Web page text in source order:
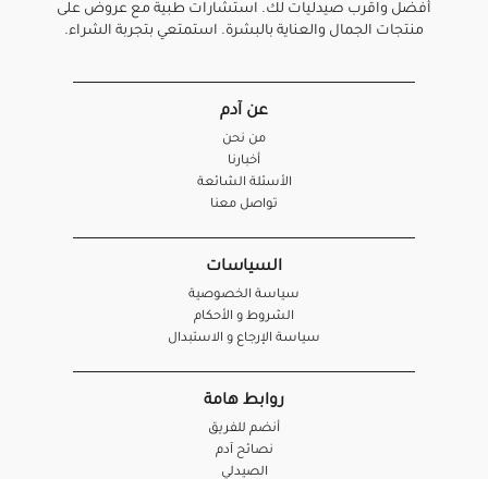
أفضل واقرب صيدليات لك. استشارات طبية مع عروض على
منتجات الجمال والعناية بالبشرة. استمتعي بتجربة الشراء.
عن آدم
من نحن
أخبارنا
الأسئلة الشائعة
تواصل معنا
السياسات
سياسة الخصوصية
الشروط و الأحكام
سياسة الإرجاع و الاستبدال
روابط هامة
أنضم للفريق
نصائح آدم
الصيدلي